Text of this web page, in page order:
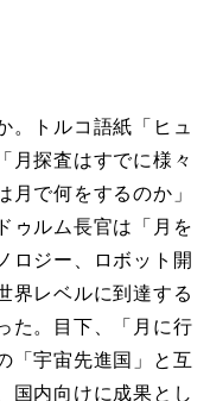
。トルコ語紙「ヒュ
月探査はすでに様々
月で何をするのか」
ゥルム長官は「月を
ロジー、ロボット開
界レベルに到達する
た。目下、「月に行
「宇宙先進国」と互
国内向けに成果とし